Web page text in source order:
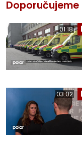
Doporučujeme
01:18
03:02